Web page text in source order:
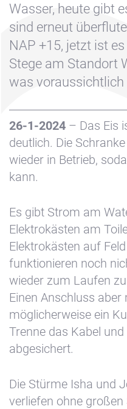
FAQ
Kontakt
Anfahrt
Sitemap
Slapen
Kajuit
Zimmer
Zimmer
Success
Wasser, heute gibt
sind erneut
NAP +15, jetzt ist
Stege am Standort
was voraussichtlich
26-1-2024 – Das Eis
deutlich. Die
wieder in Betrieb,
kann.
Es gibt Strom am
Elektrokästen am
Elektrokästen auf
funktionieren noch
wieder zum Laufen
Einen Anschluss
möglicherweise ein
Trenne das Kabel
abgesichert.
Die Stürme Isha und
verliefen ohne